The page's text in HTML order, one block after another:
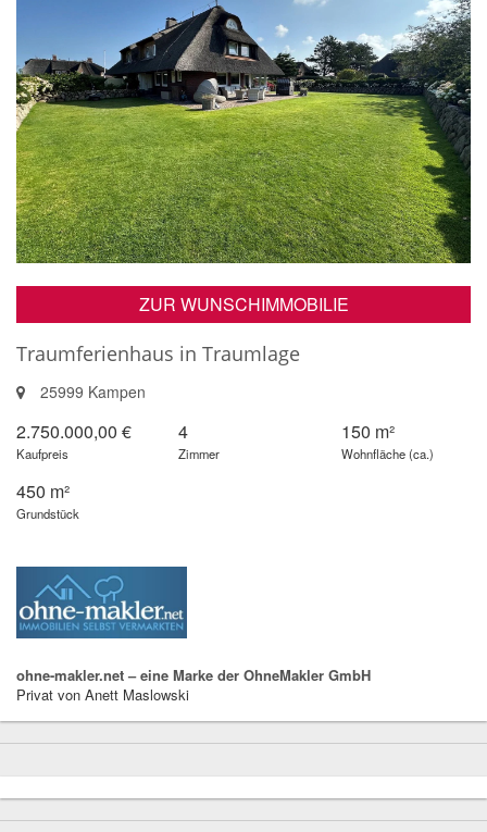
ZUR WUNSCHIMMOBILIE
Traumferienhaus in Traumlage
25999 Kampen
2.750.000,00 €
Kaufpreis
4
Zimmer
150 m²
Wohnfläche (ca.)
450 m²
Grundstück
ohne-makler.net – eine Marke der OhneMakler GmbH
Privat von Anett Maslowski